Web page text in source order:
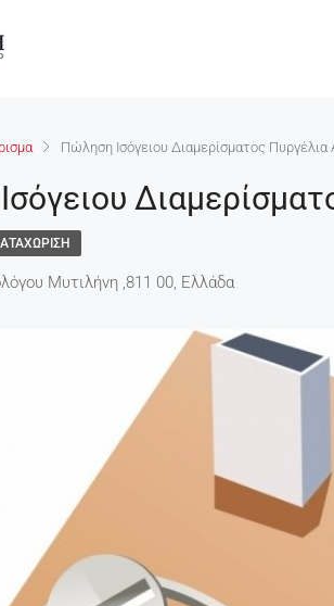
Πώληση Ισόγειου Διαμερίσματος Πυργέλια
Μυτιλήνη ,811 00, Ελλάδα